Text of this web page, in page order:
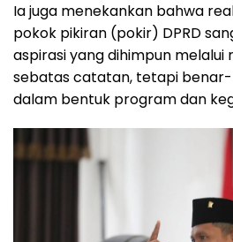
Ia juga menekankan bahwa
pokok pikiran (pokir) DPRD
aspirasi yang dihimpun
sebatas catatan, tetapi
dalam bentuk program dan